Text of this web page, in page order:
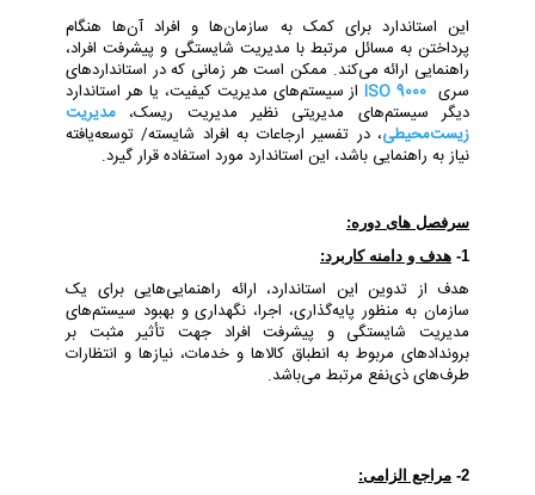
اﯾﻦ اﺳﺘﺎﻧﺪارد ﺑﺮای ﮐﻤﮏ ﺑﻪ ﺳﺎزﻣﺎنﻫﺎ و اﻓﺮاد آنﻫﺎ ﻫﻨﮕﺎم
ﭘﺮداﺧﺘﻦ ﺑﻪ ﻣﺴﺎﺋﻞ ﻣﺮﺗﺒﻂ ﺑﺎ ﻣﺪﯾﺮﯾﺖ ﺷﺎﯾﺴﺘﮕﯽ و ﭘﯿﺸﺮﻓﺖ اﻓﺮاد،
راﻫﻨﻤﺎﯾﯽ اراﺋﻪ ﻣﯽﮐﻨﺪ. ﻣﻤﮑﻦ اﺳﺖ ﻫﺮ زﻣﺎﻧﯽ ﮐﻪ در اﺳﺘﺎﻧﺪاردﻫﺎی
ﺳﺮی ISO 9000 از ﺳﯿﺴﺘﻢﻫﺎی ﻣﺪﯾﺮﯾﺖ ﮐﯿﻔﯿﺖ، ﯾﺎ ﻫﺮ اﺳﺘﺎﻧﺪارد
دﯾﮕﺮ ﺳﯿﺴﺘﻢﻫﺎی ﻣﺪﯾﺮﯾﺘﯽ ﻧﻈﯿﺮ ﻣﺪﯾﺮﯾﺖ رﯾﺴﮏ، ﻣﺪﯾﺮﯾﺖ
زﯾﺴﺖﻣﺤﯿﻄﯽ، در ﺗﻔﺴﯿﺮ ارﺟﺎﻋﺎت ﺑﻪ اﻓﺮاد ﺷﺎﯾﺴﺘﻪ/ ﺗﻮﺳﻌﻪﯾﺎﻓﺘﻪ
ﻧﯿﺎز ﺑﻪ راﻫﻨﻤﺎﯾﯽ ﺑﺎﺷﺪ، اﯾﻦ اﺳﺘﺎﻧﺪارد ﻣﻮرد اﺳﺘﻔﺎده ﻗﺮار ﮔﯿﺮد.
سرفصل های دوره:
1- ﻫﺪف و داﻣﻨﻪ ﮐﺎرﺑﺮد:
ﻫﺪف از ﺗﺪوﯾﻦ اﯾﻦ اﺳﺘﺎﻧﺪارد، اراﺋﻪ راﻫﻨﻤﺎﯾﯽﻫﺎﯾﯽ ﺑﺮای ﯾﮏ
ﺳﺎزﻣﺎن ﺑﻪ ﻣﻨﻈﻮر ﭘﺎﯾﻪﮔﺬاری، اﺟﺮا، ﻧﮕﻬﺪاری و ﺑﻬﺒﻮد ﺳﯿﺴﺘﻢﻫﺎی
ﻣﺪﯾﺮﯾﺖ ﺷﺎﯾﺴﺘﮕﯽ و ﭘﯿﺸﺮﻓﺖ اﻓﺮاد ﺟﻬﺖ ﺗﺄﺛﯿﺮ ﻣﺜﺒﺖ ﺑﺮ
ﺑﺮوﻧﺪادﻫﺎی ﻣﺮﺑﻮط ﺑﻪ اﻧﻄﺒﺎق ﮐﺎﻻﻫﺎ و ﺧﺪﻣﺎت، ﻧﯿﺎزﻫﺎ و اﻧﺘﻈﺎرات
ﻃﺮفﻫﺎی ذیﻧﻔﻊ ﻣﺮﺗﺒﻂ ﻣﯽﺑﺎﺷﺪ.
2- ﻣﺮاﺟﻊ اﻟﺰامی: